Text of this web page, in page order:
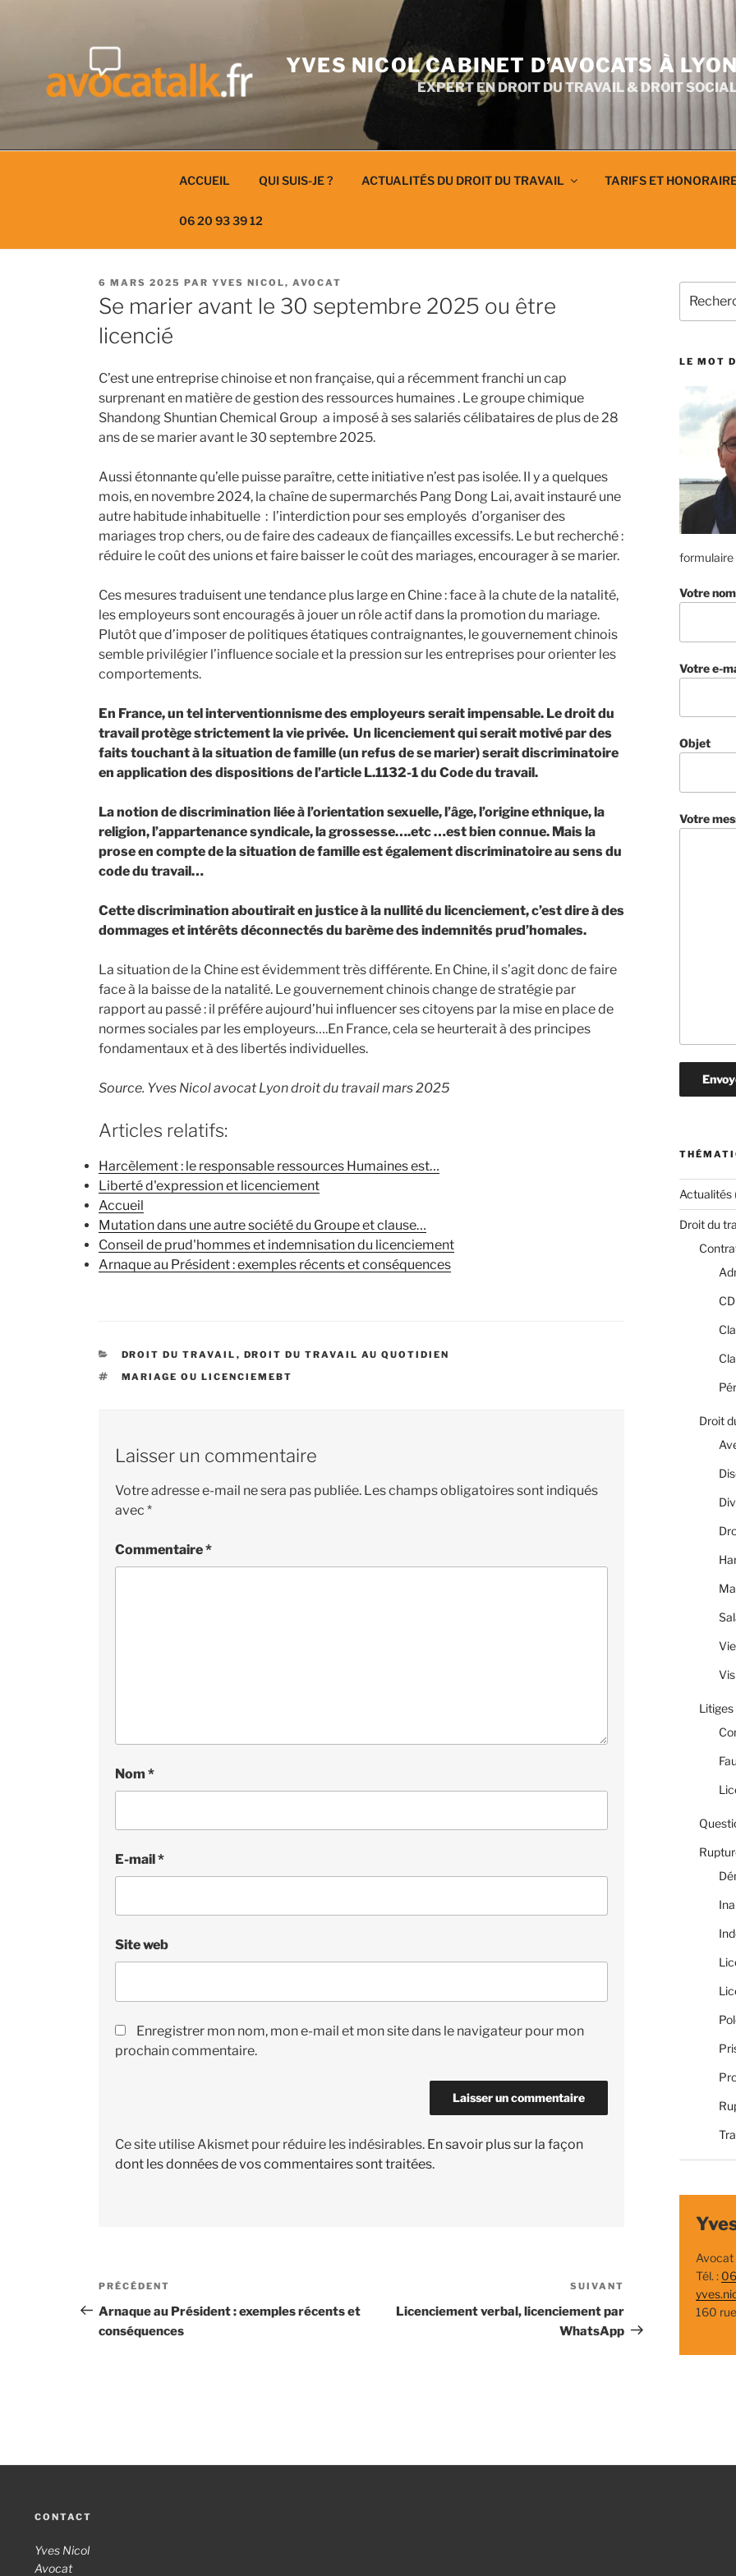
YVES NICOL CABINET D’AVOCATS À
EXPERT EN DROIT DU TRAVAIL & DROIT
ACCUEIL QUI SUIS-JE ? ACTUALITÉS DU DROIT DU TRAVAIL TARIFS ET
06 20 93 39 12
PUBLIÉ
LE
6 MARS 2025 PAR YVES NICOL, AVOCAT
Se marier avant le 30 septembre 2025 ou être
licencié
C’est une entreprise chinoise et non française, qui a récemment franchi un cap
surprenant en matière de gestion des ressources humaines . Le groupe chimique
Shandong Shuntian Chemical Group a imposé à ses salariés célibataires de plus de 28
ans de se marier avant le 30 septembre 2025.
Aussi étonnante qu’elle puisse paraître, cette initiative n’est pas isolée. Il y a quelques
mois, en novembre 2024, la chaîne de supermarchés Pang Dong Lai, avait instauré une
autre habitude inhabituelle : l’interdiction pour ses employés d’organiser des
mariages trop chers, ou de faire des cadeaux de fiançailles excessifs. Le but recherché :
réduire le coût des unions et faire baisser le coût des mariages, encourager à se marier.
Ces mesures traduisent une tendance plus large en Chine : face à la chute de la natalité,
les employeurs sont encouragés à jouer un rôle actif dans la promotion du mariage.
Plutôt que d’imposer de politiques étatiques contraignantes, le gouvernement chinois
semble privilégier l’influence sociale et la pression sur les entreprises pour orienter les
comportements.
En France, un tel interventionnisme des employeurs serait impensable. Le droit du
travail protège strictement la vie privée. Un licenciement qui serait motivé par des
faits touchant à la situation de famille (un refus de se marier) serait discriminatoire
en application des dispositions de l’article L.1132-1 du Code du travail.
La notion de discrimination liée à l’orientation sexuelle, l’âge, l’origine ethnique, la
religion, l’appartenance syndicale, la grossesse….etc …est bien connue. Mais la
prose en compte de la situation de famille est également discriminatoire au sens du
code du travail…
Cette discrimination aboutirait en justice à la nullité du licenciement, c’est dire à des
dommages et intérêts déconnectés du barème des indemnités prud’homales.
La situation de la Chine est évidemment très différente. En Chine, il s’agit donc de faire
face à la baisse de la natalité. Le gouvernement chinois change de stratégie par
rapport au passé : il préfére aujourd’hui influencer ses citoyens par la mise en place de
normes sociales par les employeurs….En France, cela se heurterait à des principes
fondamentaux et à des libertés individuelles.
Source. Yves Nicol avocat Lyon droit du travail mars 2025
Articles relatifs:
Harcèlement : le responsable ressources Humaines est…
Liberté d'expression et licenciement
Accueil
Mutation dans une autre société du Groupe et clause…
Conseil de prud'hommes et indemnisation du licenciement
Arnaque au Président : exemples récents et conséquences
CATÉGORIES
DROIT DU TRAVAIL , DROIT DU TRAVAIL AU QUOTIDIEN
ÉTIQUETTES
MARIAGE OU LICENCIEMEBT
Laisser un commentaire
Votre adresse e-mail ne sera pas publiée. Les champs obligatoires sont indiqués
avec *
Commentaire*
Nom *
E-mail*
Site web
Enregistrer mon nom, mon e-mail et mon site dans le navigateur pour mon
prochain commentaire.
Ce site utilise Akismet pour réduire les indésirables. En savoir plus sur la façon
dont les données de vos commentaires sont traitées.
Navigation
de
l’article
Article
précédent
PRÉCÉDENT
Arnaque au Président : exemples récents et
conséquences
SUIVANT
Licenciement verbal, licenciement par
WhatsApp
pour
LE MOT
formulaire
Votre nom
Votre e-
Objet
Votre
Actualités
Droit du
Droit
Litiges
Avocat
Tél. :
160
CONTACT
Yves Nicol
Avocat